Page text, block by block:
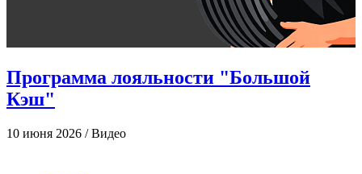
Программа лояльности "Большой
Кэш"
10 июня 2026 / Видео